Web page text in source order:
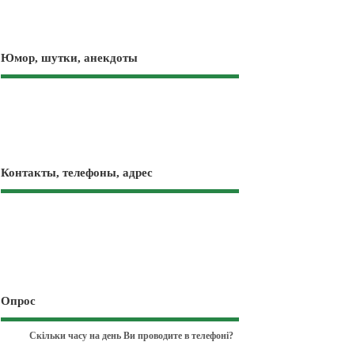
Юмор, шутки, анекдоты
Контакты, телефоны, адрес
Опрос
Скільки часу на день Ви проводите в телефоні?